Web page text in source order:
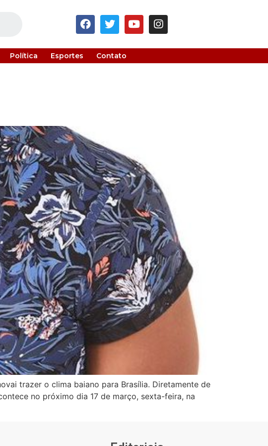
Política Esportes Contato
trazer o clima baiano para Brasília. Diretamente de
no próximo dia 17 de março, sexta-feira, na